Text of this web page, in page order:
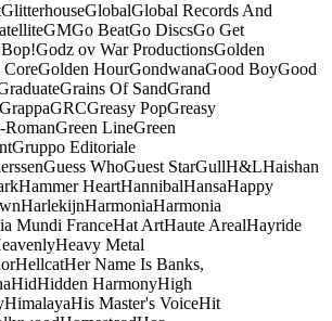
GlitterhouseGlobalGlobal Records And
GMGo BeatGo DiscsGo Get
Godz ov War ProductionsGolden
CoreGolden HourGondwanaGood BoyGood
Grains Of SandGrand
GrappaGRCGreasy PopGreasy
RomanGreen LineGreen
Gruppo Editoriale
Guess WhoGuest StarGullH&LHaishan
Hammer HeartHannibalHansaHappy
HarlekijnHarmoniaHarmonia
Mundi FranceHat ArtHaute ArealHayride
Heavy Metal
HellcatHer Name Is Banks,
HidHidden HarmonyHigh
HimalayaHis Master's VoiceHit